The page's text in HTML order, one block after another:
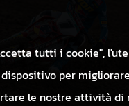
tutti i cookie",
per
le nostre attività di